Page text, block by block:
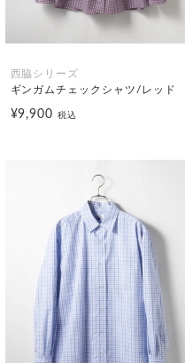
西脇シリーズ
ギンガムチェックシャツ/レッド
¥9,900税込